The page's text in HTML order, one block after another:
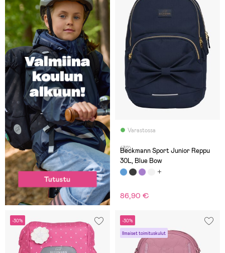
Varastossa
(32)
Beckmann Sport Junior Reppu
30L, Blue Bow
86,90 €
-30% -30%
Ilmaiset toimituskulut